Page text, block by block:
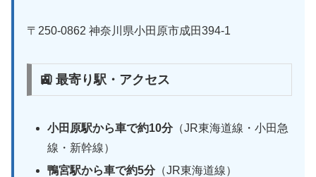
〒250-0862 神奈川県小田原市成田394-1
🚉 最寄り駅・アクセス
小田原駅から車で約10分（JR東海道線・小田急
線・新幹線）
鴨宮駅から車で約5分（JR東海道線）